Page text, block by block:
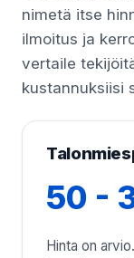
nimetä itse
ilmoitus ja
vertaile
kustannuksiisi
50 -
Hinta on